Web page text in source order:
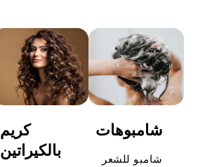
شامبوهات
شامبو للشعر
كريم
بالكيراتين